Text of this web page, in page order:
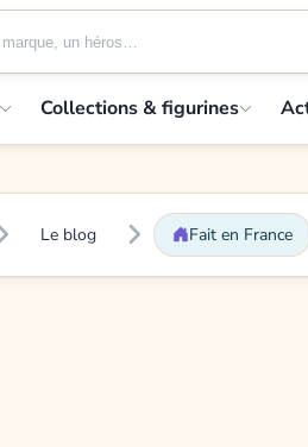
Collections & figurines
Le blog Fait en France